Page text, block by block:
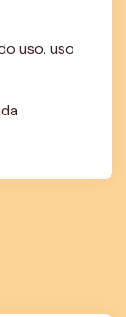
uso, uso